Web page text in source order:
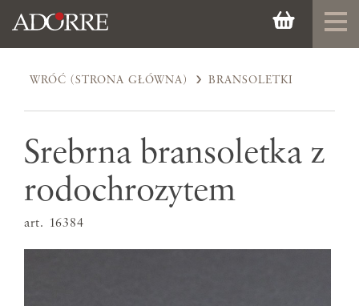
WRÓĆ (STRONA GŁÓWNA) BRANSOLETKI
Srebrna bransoletka z
rodochrozytem
art. 16384